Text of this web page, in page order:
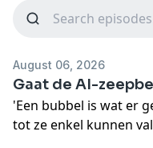
August 06, 2026
Gaat de AI-
'Een bubbel is wat er
tot ze enkel kunnen
Oaktree, die